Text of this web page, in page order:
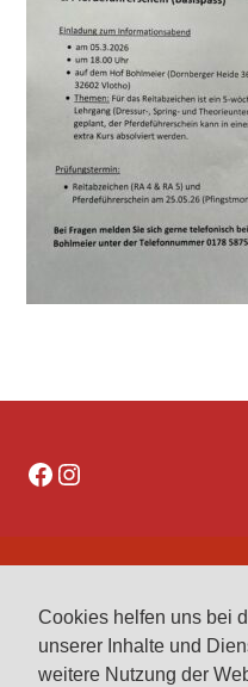
Cookies helfen uns bei
unserer Inhalte und
weitere Nutzung der
Facebook
Instagram
IMPRESSUM
VEREINE